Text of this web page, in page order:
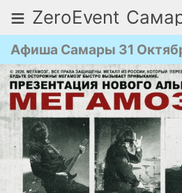
≡ ZeroEvent
Афиша Самары 31